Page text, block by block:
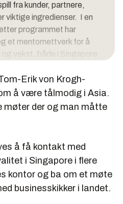
fra kunder, partnere,
viktige ingredienser. I en
programmet har
et mentornettverk for å
vekst, både i Singapore,
Norge i Silicon
- Ocean
Tiny Mesh - Mesh network
empowering the
Erik von Krogh-
å være tålmodig i Asia.
møter der og man måtte
å få kontakt med
i Singapore i flere
kontor og ba om et møte
businesskikker i landet.